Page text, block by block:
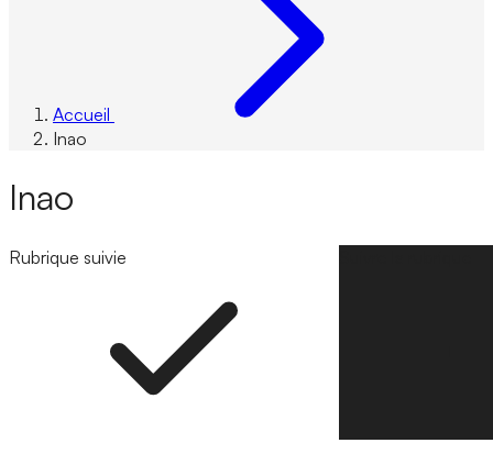
Accueil
Inao
Inao
Rubrique suivie